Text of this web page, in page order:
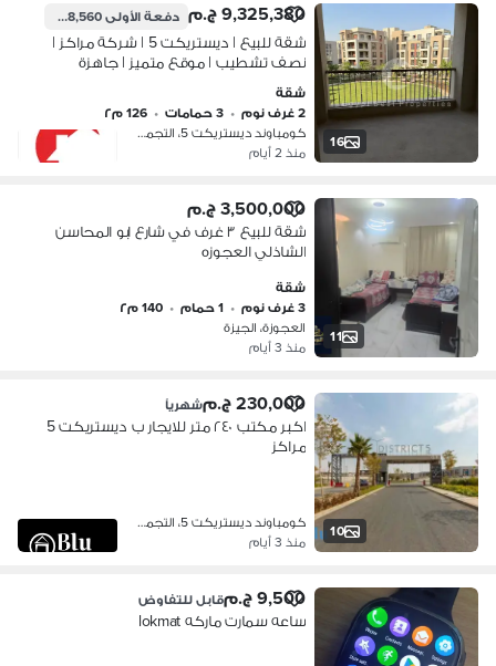
16
9,325,380 ج.م دفعة الأولى8,348,560 ج.م
شقة للبيع | ديستريكت 5 | شركة مراكز |
نصف تشطيب | موقع متميز | جاهزة
غرفة نوم | 3 حمام
شقة
2 غرف نوم
• 3 حمامات • 126 م٢
كومباوند ديستريكت 5، التجمع الخامس
منذ 2 أيام
11
3,500,000 ج.م
شقة للبيع ٣ غرف في شارع ابو المحاسن
الشاذلي العجوزه
شقة
3 غرف نوم
• 1 حمام • 140 م٢
العجوزة، الجيزة
منذ 3 أيام
10
230,000 ج.م شهرياً
اكبر مكتب ٢٤٠ متر للايجار ب ديستريكت 5
مراكز
كومباوند ديستريكت 5، التجمع الخامس
منذ 3 أيام
9,500 ج.م قابل للتفاوض
ساعه سمارت ماركه lokmat